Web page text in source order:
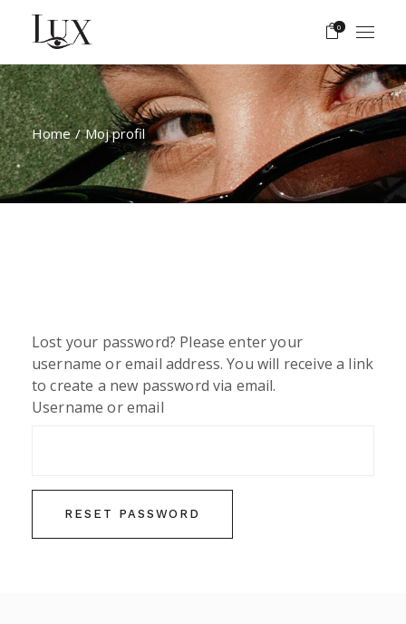
content
0
Home Moj profil
Lost your password? Please enter your
username or email address. You will receive a link
to create a new password via email.
Username or email
RESET PASSWORD